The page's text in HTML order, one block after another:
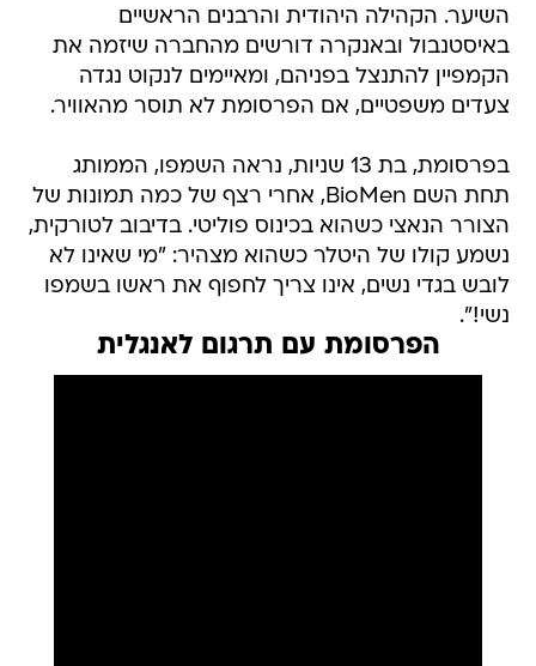
השיער. הקהילה היהודית והרבנים הראשיים
באיסטנבול ובאנקרה דורשים מהחברה שיזמה את
הקמפיין להתנצל בפניהם, ומאיימים לנקוט נגדה
צעדים משפטיים, אם הפרסומת לא תוסר מהאוויר.
בפרסומת, בת 13 שניות, נראה השמפו, הממותג
תחת השם BioMen, אחרי רצף של כמה תמונות של
הצורר הנאצי כשהוא בכינוס פוליטי. בדיבוב לטורקית,
נשמע קולו של היטלר כשהוא מצהיר: "מי שאינו לא
לובש בגדי נשים, אינו צריך לחפוף את ראשו בשמפו
נשי!".
הפרסומת עם תרגום לאנגלית